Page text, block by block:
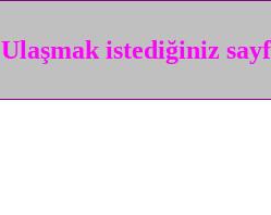
Ulaşmak istediğiniz